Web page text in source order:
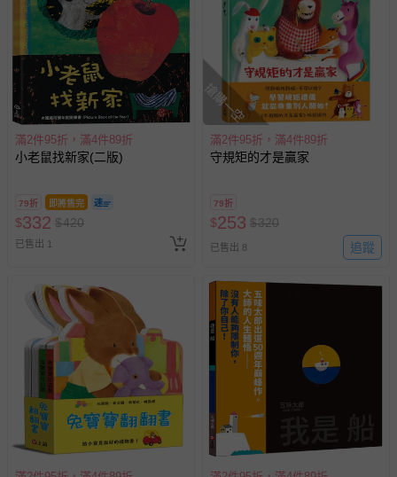
已出貨通知之訊息為主。
如您收到商品，請依正常流程檢查是否完好，若商品遇瑕疵
情形，您可申請更換新品或退貨，請見：退貨的辦理流程
若您對於會員帳號、商品訂購與資訊、購物流程、付款方
式、折價券與購物金的使用、退貨及商品運送方式等有疑
問，你可詳見：媽咪愛客服中心。
預購商品：預購為海外同步代購，遇缺貨即會通知媽咪並協
商品如因「價格、組合」等錯誤原因，導致無法安排出貨，
會主動以簡訊及mail通知訂單取消事宜，並將提供適當補
償。
滿2件95折，滿4件89折
小老鼠找新家(二版)
79折 即將售完
$332 $420
已售出 1
搶購一空
滿2件95折，滿4件89折
守規矩的才是贏家
79折
$253 $320
已售出 8 追蹤